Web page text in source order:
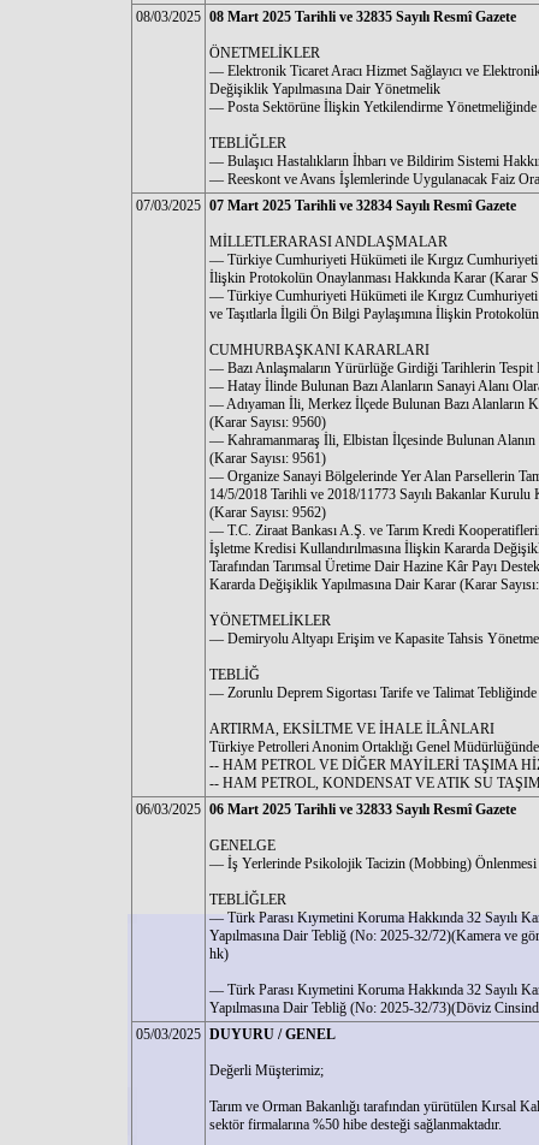
08/03/2025 08 Mart 2025 Tarihli ve 32835 Sayılı Resmî Gazete
ÖNETMELİKLER
–– Elektronik Ticaret Aracı Hizmet Sağlayıcı ve
Değişiklik Yapılmasına Dair Yönetmelik
–– Posta Sektörüne İlişkin Yetkilendirme
TEBLİĞLER
–– Bulaşıcı Hastalıkların İhbarı ve Bildirim Sistemi
–– Reeskont ve Avans İşlemlerinde Uygulanacak Faiz
07/03/2025 07 Mart 2025 Tarihli ve 32834 Sayılı Resmî Gazete
MİLLETLERARASI ANDLAŞMALAR
–– Türkiye Cumhuriyeti Hükümeti ile Kırgız
İlişkin Protokolün Onaylanması Hakkında Karar (Karar
–– Türkiye Cumhuriyeti Hükümeti ile Kırgız Cumhuriyeti
ve Taşıtlarla İlgili Ön Bilgi Paylaşımına İlişkin
CUMHURBAŞKANI KARARLARI
–– Bazı Anlaşmaların Yürürlüğe Girdiği Tarihlerin
–– Hatay İlinde Bulunan Bazı Alanların Sanayi Alanı
–– Adıyaman İli, Merkez İlçede Bulunan Bazı Alanların
(Karar Sayısı: 9560)
–– Kahramanmaraş İli, Elbistan İlçesinde Bulunan
(Karar Sayısı: 9561)
–– Organize Sanayi Bölgelerinde Yer Alan Parsellerin
14/5/2018 Tarihli ve 2018/11773 Sayılı Bakanlar Kurulu
(Karar Sayısı: 9562)
–– T.C. Ziraat Bankası A.Ş. ve Tarım Kredi
İşletme Kredisi Kullandırılmasına İlişkin Kararda
Tarafından Tarımsal Üretime Dair Hazine Kâr Payı
Kararda Değişiklik Yapılmasına Dair Karar (Karar
YÖNETMELİKLER
–– Demiryolu Altyapı Erişim ve Kapasite Tahsis
TEBLİĞ
–– Zorunlu Deprem Sigortası Tarife ve Talimat
ARTIRMA, EKSİLTME VE İHALE İLÂNLARI
Türkiye Petrolleri Anonim Ortaklığı Genel
-- HAM PETROL VE DİĞER MAYİLERİ TAŞIMA
-- HAM PETROL, KONDENSAT VE ATIK SU
06/03/2025 06 Mart 2025 Tarihli ve 32833 Sayılı Resmî Gazete
GENELGE
–– İş Yerlerinde Psikolojik Tacizin (Mobbing) Önlenmesi
TEBLİĞLER
–– Türk Parası Kıymetini Koruma Hakkında 32 Sayılı
Yapılmasına Dair Tebliğ (No: 2025-32/72)(Kamera ve
hk)
–– Türk Parası Kıymetini Koruma Hakkında 32 Sayılı
Yapılmasına Dair Tebliğ (No: 2025-32/73)(Döviz
05/03/2025 DUYURU / GENEL
Değerli Müşterimiz;
Tarım ve Orman Bakanlığı tarafından yürütülen Kırsal
sektör firmalarına %50 hibe desteği sağlanmaktadır.